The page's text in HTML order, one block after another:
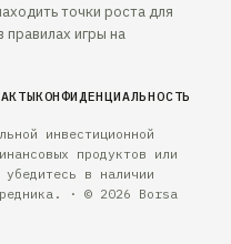
точки роста для
игры на
КОНФИДЕНЦИАЛЬНОСТЬ
инвестиционной
продуктов или
в наличии
· © 2026 Borsa